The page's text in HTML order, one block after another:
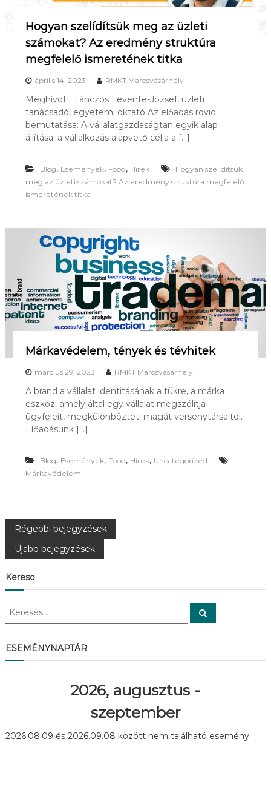
Hogyan szelídítsük meg az üzleti
számokat? Az eredmény struktúra
megfelelő ismeretének titka
április 14, 2023 RMKT Marosvásárhely
Meghívott: Tánczos Levente-József, üzleti
tanácsadó, egyetemi oktató Az előadás rövid
bemutatása: A vállalatgazdaságtan egyik alap
állítása: a vállalkozás alapvető célja a […]
Blog, Események, Food, Hírek
Hogyan szelídítsük
meg az üzleti számokat? Az eredmény struktúra megfelelő
ismeretének titka
Márkavédelem, tények és tévhitek
március 29, 2023 RMKT Marosvásárhely
A brand a vállalat identitásának a tükre, a márka
eszköz, amely által egy vállalat megszólítja
ügyfeleit, megkülönbözteti magát versenytársaitól.
Előadásunk […]
Blog, Események, Food, Hírek, Uncategorized
Márkavédelem
B
e
j
e
g
y
Régebbi bejegyzések
Újabb bejegyzések
Kereso
K
e
s
K
e
s
ESEMÉNYNAPTÁR
2026, augusztus -
szeptember
2026.08.09 és 2026.09.08 között nem található esemény.